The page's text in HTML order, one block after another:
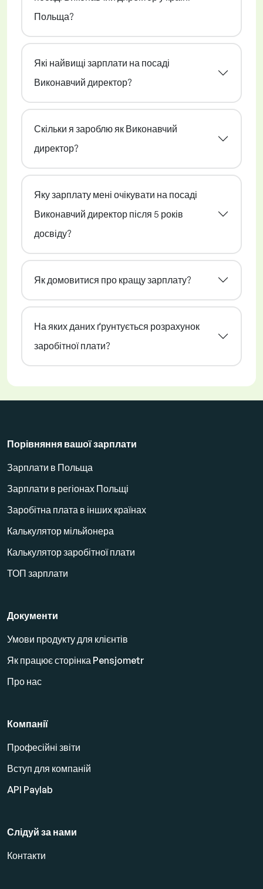
Польща?
Які найвищі зарплати на посаді
Виконавчий директор?
Скільки я зароблю як Виконавчий
директор?
Яку зарплату мені очікувати на посаді
Виконавчий директор після 5 років
досвіду?
Як домовитися про кращу зарплату?
На яких даних ґрунтується розрахунок
заробітної плати?
Порівняння вашої зарплати
Зарплати в Польща
Зарплати в регіонах Польщі
Заробітна плата в інших країнах
Калькулятор мільйонера
Калькулятор заробітної плати
ТОП зарплати
Документи
Умови продукту для клієнтів
Як працює сторінка Pensjometr
Про нас
Компанії
Професійні звіти
Вступ для компаній
API Paylab
Слідуй за нами
Контакти